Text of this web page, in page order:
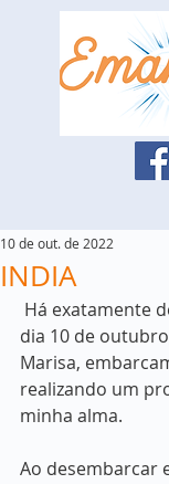
INDIA
10 de out. de 2022
dia 10 de
Marisa,
realizando um
minha alma.
Ao desembarcar